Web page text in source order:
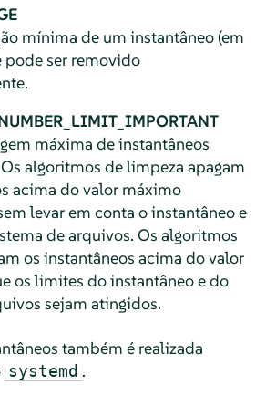
mínima de um instantâneo (em
pode ser removido
máxima de instantâneos
algoritmos de limpeza apagam
acima do valor máximo
levar em conta o instantâneo e
de arquivos. Os algoritmos
os instantâneos acima do valor
os limites do instantâneo e do
sejam atingidos.
também é realizada
systemd .